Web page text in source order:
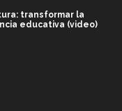
transformar la
educativa (video)